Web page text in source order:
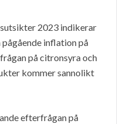
2023 indikerar
inflation på
på citronsyra och
kommer sannolikt
efterfrågan på